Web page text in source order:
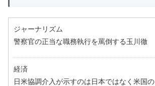
ジャーナリズム
警察官の正当な職務執行を罵倒する玉川徹
経済
日米協調介入が示すのは日本ではなく米国の